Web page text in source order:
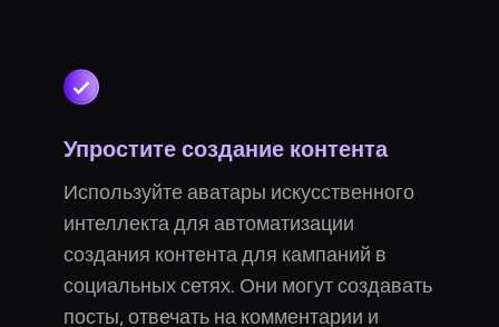
Упростите создание контента
Используйте аватары искусственного
интеллекта для автоматизации
создания контента для кампаний в
социальных сетях. Они могут создавать
посты, отвечать на комментарии и